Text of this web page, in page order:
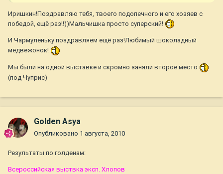
Иришкин!Поздравляю тебя, твоего подопечного и его хозяев с
победой, ещё раз!!))Мальчишка просто суперский!
И Чармуленьку поздравляем ещё раз!Любимый шоколадный
медвежонок!
Мы были на одной выставке и скромно заняли второе место
(под Чуприс)
Golden Asya
Опубликовано 1 августа, 2010
Результаты по голденам:
Всероссийская выствка эксп. Хлопов